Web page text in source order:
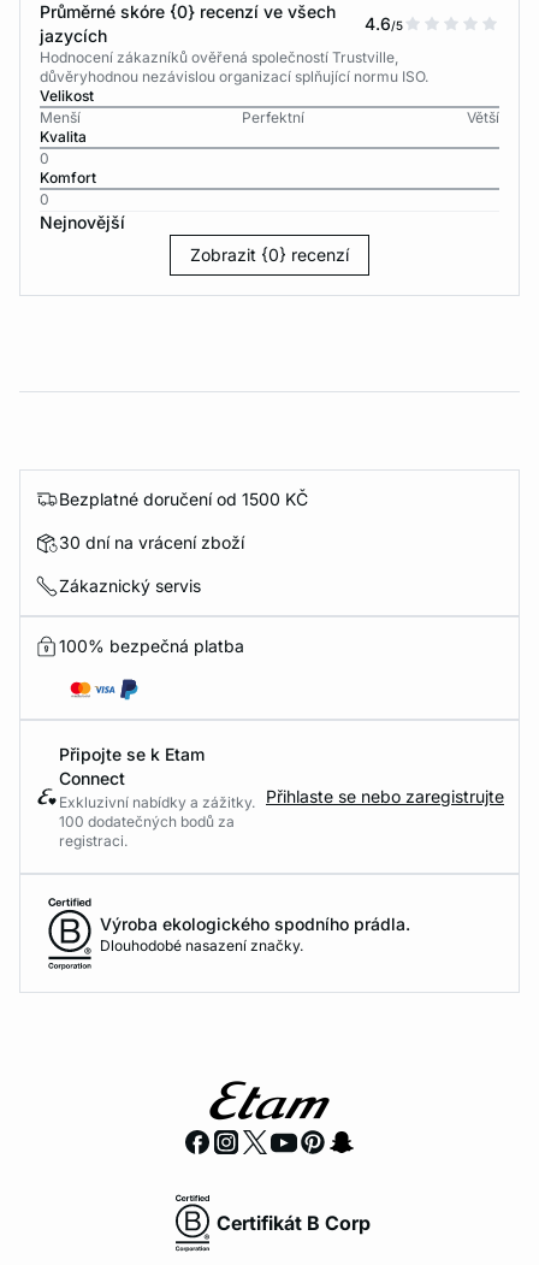
Průměrné skóre {0} recenzí ve všech
jazycích
4.6/5
Hodnocení zákazníků ověřená společností Trustville,
důvěryhodnou nezávislou organizací splňující normu ISO.
Velikost
Menší
Perfektní
Větší
Kvalita
0
Komfort
0
Nejnovější
Zobrazit {0} recenzí
Bezplatné doručení od 1500 KČ
30 dní na vrácení zboží
Zákaznický servis
100% bezpečná platba
Připojte se k Etam
Connect
Exkluzivní nabídky a zážitky.
100 dodatečných bodů za
registraci.
Přihlaste se nebo zaregistrujte
Výroba ekologického spodního prádla.
Dlouhodobé nasazení značky.
Certifikát B Corp